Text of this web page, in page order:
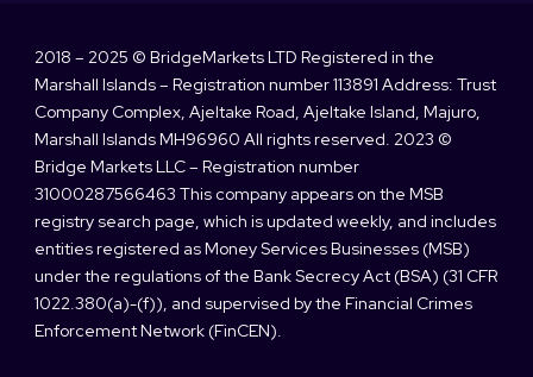
2018 – 2025 © BridgeMarkets LTD Registered in the
Marshall Islands – Registration number 113891 Address: Trust
Company Complex, Ajeltake Road, Ajeltake Island, Majuro,
Marshall Islands MH96960 All rights reserved. 2023 ©
Bridge Markets LLC – Registration number
31000287566463 This company appears on the MSB
registry search page, which is updated weekly, and includes
entities registered as Money Services Businesses (MSB)
under the regulations of the Bank Secrecy Act (BSA) (31 CFR
1022.380(a)-(f)), and supervised by the Financial Crimes
Enforcement Network (FinCEN).